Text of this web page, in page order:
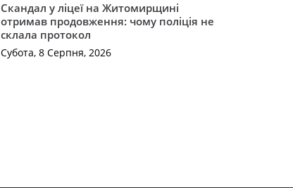
Скандал у ліцеї на Житомирщині
отримав продовження: чому поліція не
склала протокол
Субота, 8 Серпня, 2026